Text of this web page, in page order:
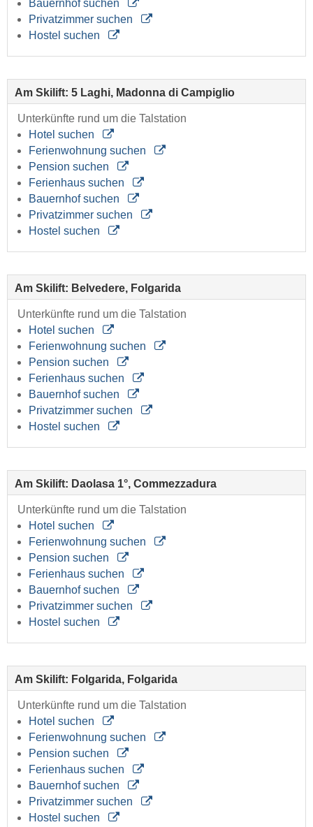
Bauernhof suchen
Privatzimmer suchen
Hostel suchen
Am Skilift: 5 Laghi, Madonna di Campiglio
Unterkünfte rund um die Talstation
Hotel suchen
Ferienwohnung suchen
Pension suchen
Ferienhaus suchen
Bauernhof suchen
Privatzimmer suchen
Hostel suchen
Am Skilift: Belvedere, Folgarida
Unterkünfte rund um die Talstation
Hotel suchen
Ferienwohnung suchen
Pension suchen
Ferienhaus suchen
Bauernhof suchen
Privatzimmer suchen
Hostel suchen
Am Skilift: Daolasa 1°, Commezzadura
Unterkünfte rund um die Talstation
Hotel suchen
Ferienwohnung suchen
Pension suchen
Ferienhaus suchen
Bauernhof suchen
Privatzimmer suchen
Hostel suchen
Am Skilift: Folgarida, Folgarida
Unterkünfte rund um die Talstation
Hotel suchen
Ferienwohnung suchen
Pension suchen
Ferienhaus suchen
Bauernhof suchen
Privatzimmer suchen
Hostel suchen